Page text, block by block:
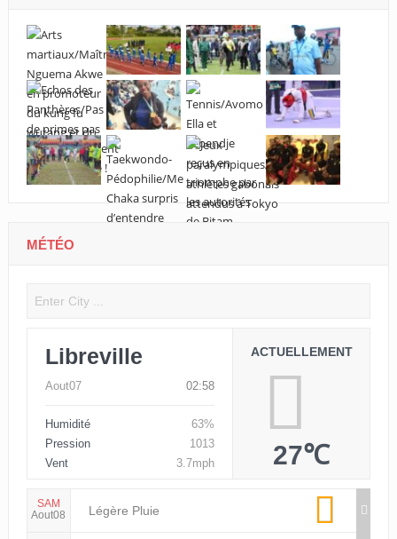
MÉTÉO
Libreville
Aout07 02:58
Humidité
63%
Pression
1013
Vent
3.7mph
ACTUELLEMENT
27℃
SAM
Aout08
Légère Pluie